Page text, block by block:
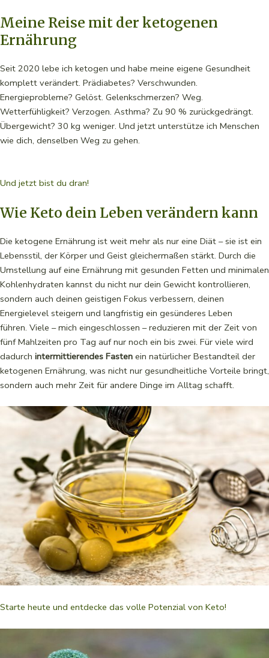
Meine Reise mit der ketogenen
Ernährung
Seit 2020 lebe ich ketogen und habe meine eigene Gesundheit
komplett verändert. Prädiabetes? Verschwunden.
Energieprobleme? Gelöst. Gelenkschmerzen? Weg.
Wetterfühligkeit? Verzogen. Asthma? Zu 90 % zurückgedrängt.
Übergewicht? 30 kg weniger. Und jetzt unterstütze ich Menschen
wie dich, denselben Weg zu gehen.
Und jetzt bist du dran!
Wie Keto dein Leben verändern kann
Die ketogene Ernährung ist weit mehr als nur eine Diät – sie ist ein
Lebensstil, der Körper und Geist gleichermaßen stärkt. Durch die
Umstellung auf eine Ernährung mit gesunden Fetten und minimalen
Kohlenhydraten kannst du nicht nur dein Gewicht kontrollieren,
sondern auch deinen geistigen Fokus verbessern, deinen
Energielevel steigern und langfristig ein gesünderes Leben
führen. Viele – mich eingeschlossen – reduzieren mit der Zeit von
fünf Mahlzeiten pro Tag auf nur noch ein bis zwei. Für viele wird
dadurch intermittierendes Fasten ein natürlicher Bestandteil der
ketogenen Ernährung, was nicht nur gesundheitliche Vorteile bringt,
sondern auch mehr Zeit für andere Dinge im Alltag schafft.
Starte heute und entdecke das volle Potenzial von Keto!